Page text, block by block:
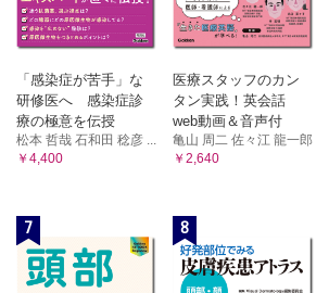
「感染症が苦手」な
研修医へ 感染症診
療の極意を伝授
松本 哲哉 石和田 稔彦 ...
￥4,400
医療スタッフのカン
タン実践！英会話
web動画＆音声付
亀山 周二 佐々江 龍一郎
￥2,640
7 8